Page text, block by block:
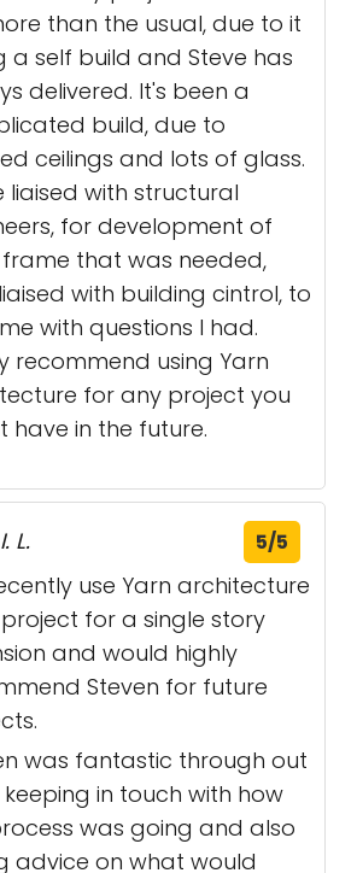
than the usual, due to it
a self build and Steve has
delivered. It's been a
build, due to
ceilings and lots of glass.
liaised with structural
for development of
that was needed,
with building cintrol, to
with questions I had.
recommend using Yarn
for any project you
have in the future.
L. 5/5
use Yarn architecture
for a single story
and would highly
Steven for future
was fantastic through out
in touch with how
was going and also
advice on what would